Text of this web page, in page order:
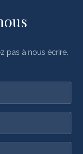
pas à nous écrire.